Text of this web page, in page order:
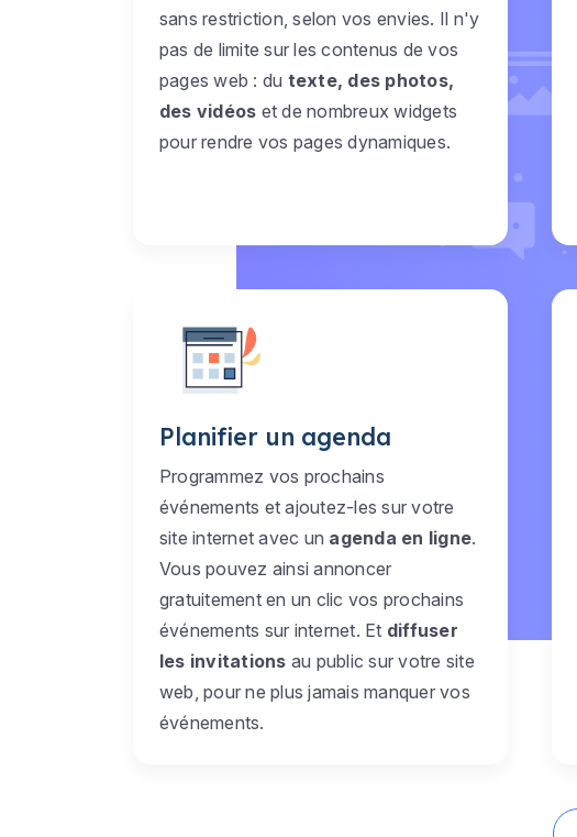
sans restriction, selon vos envies. Il n'y
pas de limite sur les contenus de vos
pages web : du texte, des photos,
des vidéos et de nombreux widgets
pour rendre vos pages dynamiques.
Planifier un agenda
Programmez vos prochains
événements et ajoutez-les sur votre
site internet avec un agenda en ligne.
Vous pouvez ainsi annoncer
gratuitement en un clic vos prochains
événements sur internet. Et diffuser
les invitations au public sur votre site
web, pour ne plus jamais manquer vos
événements.